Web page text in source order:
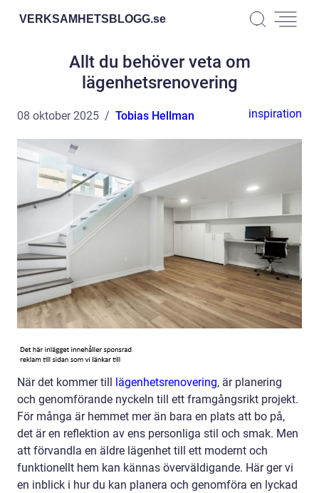
VERKSAMHETSBLOGG.se
Allt du behöver veta om
lägenhetsrenovering
08 oktober 2025 Tobias Hellman inspiration
När det kommer till lägenhetsrenovering, är planering
och genomförande nyckeln till ett framgångsrikt projekt.
För många är hemmet mer än bara en plats att bo på,
det är en reflektion av ens personliga stil och smak. Men
att förvandla en äldre lägenhet till ett modernt och
funktionellt hem kan kännas överväldigande. Här ger vi
en inblick i hur du kan planera och genomföra en lyckad